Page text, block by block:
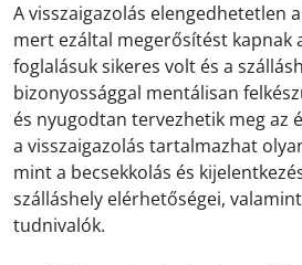
A visszaigazolás elengedhetetlen
mert ezáltal megerősítést kapnak
foglalásuk sikeres volt és a
bizonyossággal mentálisan
és nyugodtan tervezhetik meg az
a visszaigazolás tartalmazhat
mint a becsekkolás és
szálláshely elérhetőségei,
tudnivalók.